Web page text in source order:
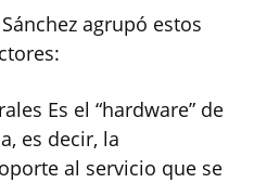
agrupó estos
Es el “hardware” de
es decir, la
al servicio que se